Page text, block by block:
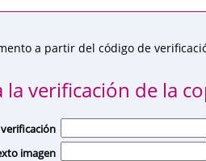
a partir del código de
la verificación de la
imagen